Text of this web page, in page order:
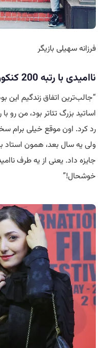
فرزانه سهیلی بازیگر
ناامیدی با رتبه 200 کنکور
“جالب‌ترین اتفاق زندگیم این
رد کرد. اون موقع خیلی برام
ولی یه سال بعد، همون استاد
جایزه داد. یعنی از یه طرف
خوشحال!”